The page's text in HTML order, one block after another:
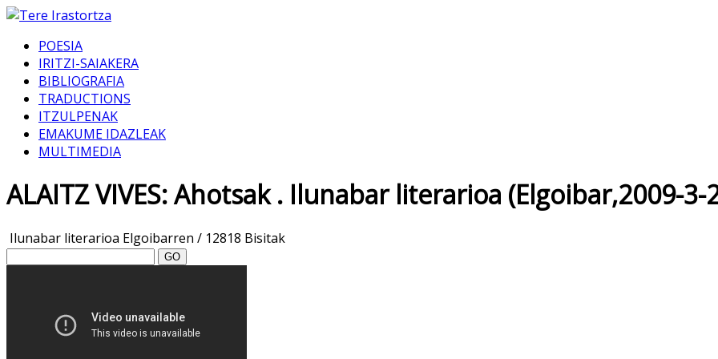
POESIA
IRITZI-SAIAKERA
BIBLIOGRAFIA
TRADUCTIONS
ITZULPENAK
EMAKUME IDAZLEAK
MULTIMEDIA
ALAITZ VIVES: Ahotsak . Ilunabar literarioa (Elgoibar,2009-3-
Ilunabar literarioa Elgoibarren / 12818 Bisitak
GO